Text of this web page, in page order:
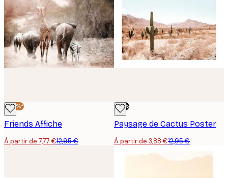
-40%*
Friends Affiche
À partir de 7,77 €12,95 €
-70%
Paysage de Cactus Poster
À partir de 3,88 €12,95 €